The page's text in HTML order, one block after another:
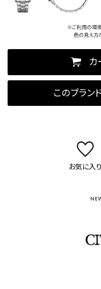
※ご利用の環境
色の見え方
カ
このブラン
お気に入り